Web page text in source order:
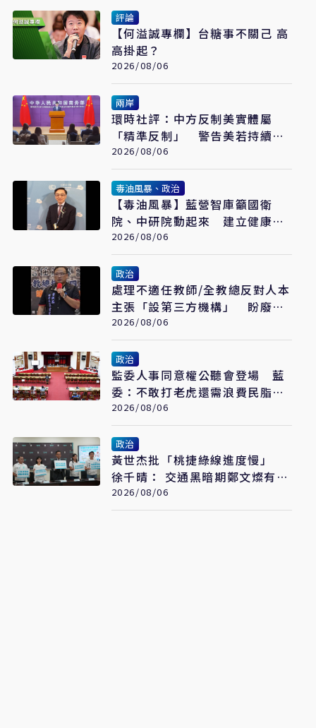
評論
【何溢誠專欄】台糖事不關己 高
高掛起？
2026/08/06
兩岸
環時社評：中方反制美實體屬
「精準反制」 警告美若持續制
裁北京將採更強措施
2026/08/06
毒油風暴、政治
【毒油風暴】藍營智庫籲國衛
院、中研院動起來 建立健康追
蹤機制
2026/08/06
政治
處理不適任教師/全教總反對人本
主張「設第三方機構」 盼廢校
事會議、案件分流
2026/08/06
政治
監委人事同意權公聽會登場 藍
委：不敢打老虎還需浪費民脂民
膏嗎
2026/08/06
政治
黃世杰批「桃捷綠線進度慢」
徐千晴： 交通黑暗期鄭文燦有責
任
2026/08/06